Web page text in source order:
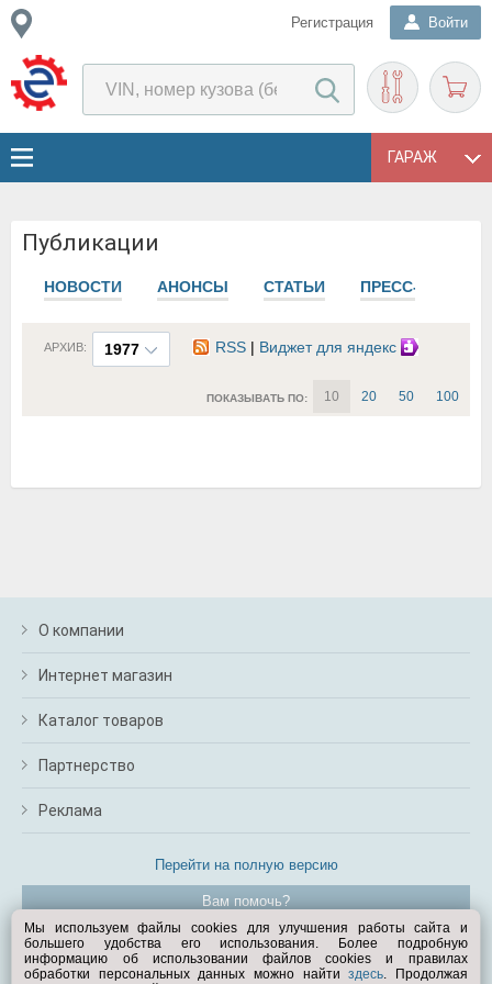
Регистрация Войти
ГАРАЖ
Публикации
НОВОСТИ АНОНСЫ СТАТЬИ ПРЕСС-РЕЛИЗЫ
1977
АРХИВ: RSS | Виджет для яндекс
ПОКАЗЫВАТЬ ПО: 10 20 50 100
О компании
Интернет магазин
Каталог товаров
Партнерство
Реклама
Перейти на полную версию
Вам помочь?
© Exist.ru 1998—2026
Мы используем файлы cookies для улучшения работы сайта и
большего удобства его использования. Более подробную
информацию об использовании файлов cookies и правилах
обработки персональных данных можно найтиздесь. Продолжая